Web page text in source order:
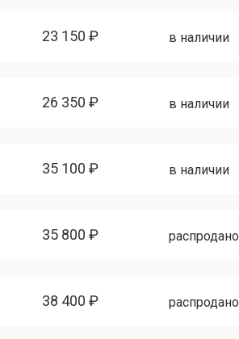
23 150 ₽ в наличии
26 350 ₽ в наличии
35 100 ₽ в наличии
35 800 ₽ распродано
38 400 ₽ распродано